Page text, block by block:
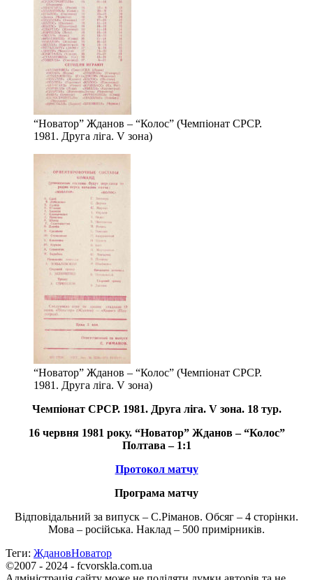
“Новатор” Жданов – “Колос” (Чемпіонат СРСР.
1981. Друга ліга. V зона)
“Новатор” Жданов – “Колос” (Чемпіонат СРСР.
1981. Друга ліга. V зона)
Чемпіонат СРСР. 1981. Друга ліга. V зона. 18 тур.
16 червня 1981 року. “Новатор” Жданов – “Колос”
Полтава – 1:1
Протокол матчу
Програма матчу
Відповідальний за випуск – С.Ріманов. Обсяг – 4 сторінки.
Мова – російська. Наклад – 500 примірників.
Теги: ЖдановНоватор
©2007 - 2024 - fcvorskla.com.ua